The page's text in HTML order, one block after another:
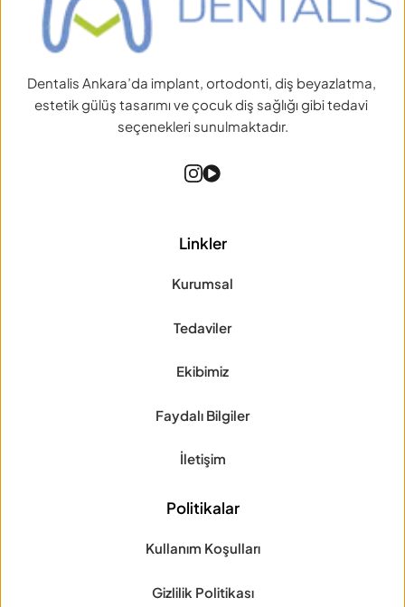
Dentalis Ankara’da implant, ortodonti, diş beyazlatma,
estetik gülüş tasarımı ve çocuk diş sağlığı gibi tedavi
seçenekleri sunulmaktadır.
Linkler
Kurumsal
Tedaviler
Ekibimiz
Faydalı Bilgiler
İletişim
Politikalar
Kullanım Koşulları
Gizlilik Politikası